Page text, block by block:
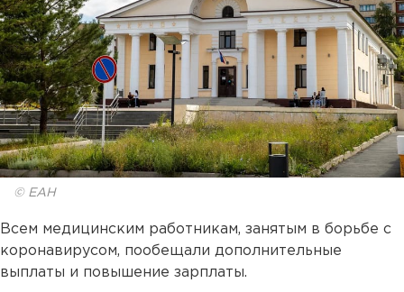
© ЕАН
Всем медицинским работникам, занятым в борьбе с
коронавирусом, пообещали дополнительные
выплаты и повышение зарплаты.